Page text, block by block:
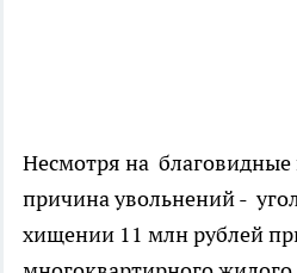
Несмотря на благовидные
причина увольнений -
хищении 11 млн рублей